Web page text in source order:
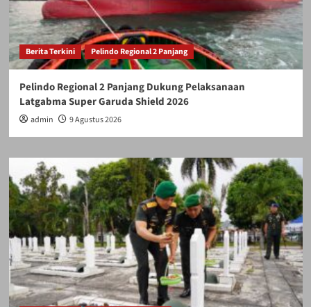
Berita Terkini Pelindo Regional 2 Panjang
Pelindo Regional 2 Panjang Dukung Pelaksanaan
Latgabma Super Garuda Shield 2026
admin 9 Agustus 2026